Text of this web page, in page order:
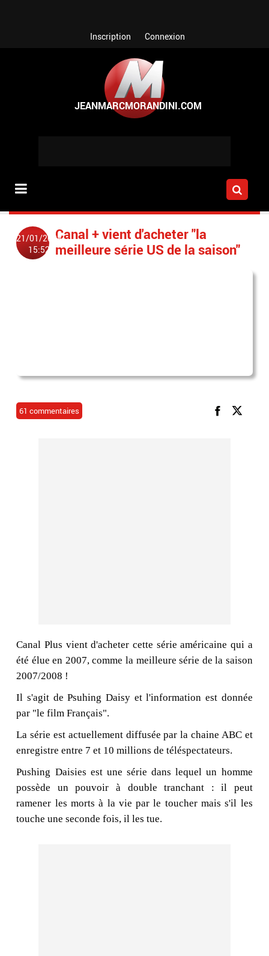
Inscription Connexion
21/01/2008
15:52
Canal + vient d'acheter "la
meilleure série US de la saison"
61 commentaires
Canal Plus vient d'acheter cette série américaine qui a
été élue en 2007, comme la meilleure série de la saison
2007/2008 !
Il s'agit de Psuhing Daisy et l'information est donnée
par "le film Français".
La série est actuellement diffusée par la chaine ABC et
enregistre entre 7 et 10 millions de téléspectateurs.
Pushing Daisies est une série dans lequel un homme
possède un pouvoir à double tranchant : il peut
ramener les morts à la vie par le toucher mais s'il les
touche une seconde fois, il les tue.